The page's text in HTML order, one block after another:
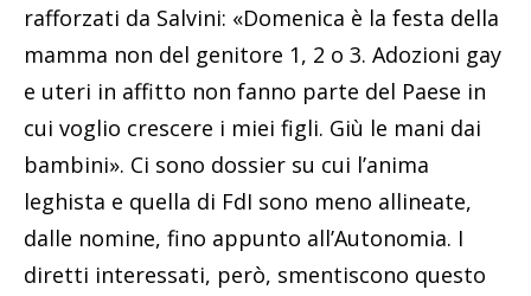
rafforzati da Salvini: «Domenica è la festa della
mamma non del genitore 1, 2 o 3. Adozioni gay
e uteri in affitto non fanno parte del Paese in
cui voglio crescere i miei figli. Giù le mani dai
bambini». Ci sono dossier su cui l’anima
leghista e quella di FdI sono meno allineate,
dalle nomine, fino appunto all’Autonomia. I
diretti interessati, però, smentiscono questo